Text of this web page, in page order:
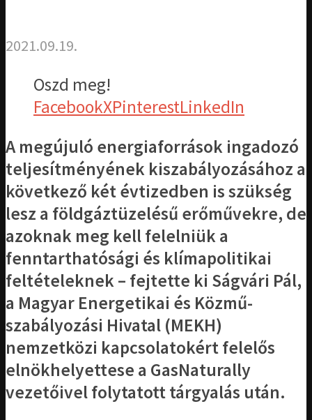
2021.09.19.
Oszd meg!
FacebookXPinterestLinkedIn
A megújuló energiaforrások ingadozó
teljesítményének kiszabályozásához a
következő két évtizedben is szükség
lesz a földgáztüzelésű erőművekre, de
azoknak meg kell felelniük a
fenntarthatósági és klímapolitikai
feltételeknek – fejtette ki Ságvári Pál,
a Magyar Energetikai és Közmű-
szabályozási Hivatal (MEKH)
nemzetközi kapcsolatokért felelős
elnökhelyettese a GasNaturally
vezetőivel folytatott tárgyalás után.